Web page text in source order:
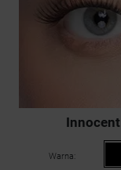
Innocent
Warna: